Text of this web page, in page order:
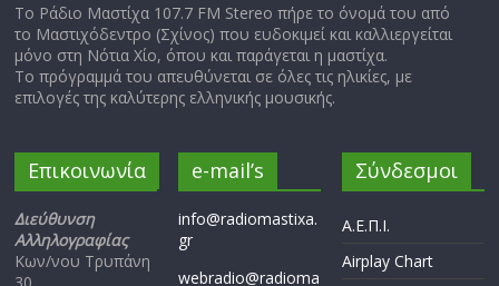
Το Ράδιο Μαστίχα 107.7 FM Stereo πήρε το όνομά του από
το Μαστιχόδεντρο (Σχίνος) που ευδοκιμεί και καλλιεργείται
μόνο στη Νότια Χίο, όπου και παράγεται η μαστίχα.
Το πρόγραμμά του απευθύνεται σε όλες τις ηλικίες, με
επιλογές της καλύτερης ελληνικής μουσικής.
Επικοινωνία
Διεύθυνση
Αλληλογραφίας
Κων/νου Τρυπάνη
30
e-mail’s
info@radiomastixa.
gr
webradio@radioma
Σύνδεσμοι
Α.Ε.Π.Ι.
Airplay Chart